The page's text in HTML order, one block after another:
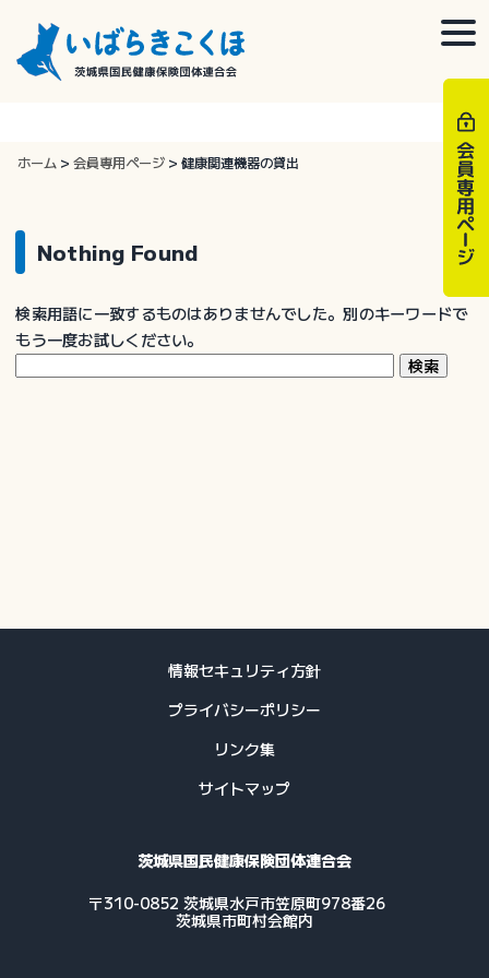
content
ホーム > 会員専用ページ > 健康関連機器の貸出
Nothing Found
検索用語に一致するものはありませんでした。別のキーワードで
もう一度お試しください。
情報セキュリティ方針
プライバシーポリシー
リンク集
サイトマップ
茨城県国民健康保険団体連合会
〒310-0852 茨城県水戸市笠原町978番26
茨城県市町村会館内